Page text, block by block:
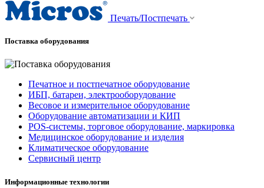
Печать/Постпечать
Поставка оборудования
Печатное и постпечатное оборудование
ИБП, батареи, электрооборудование
Весовое и измерительное оборудование
Оборудование автоматизации и КИП
POS-системы, торговое оборудование, маркировка
Медицинское оборудование и изделия
Климатическое оборудование
Сервисный центр
Информационные технологии